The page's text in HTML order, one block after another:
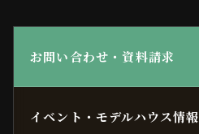
お問い合わせ・資料請求
イベント・モデルハウス情報